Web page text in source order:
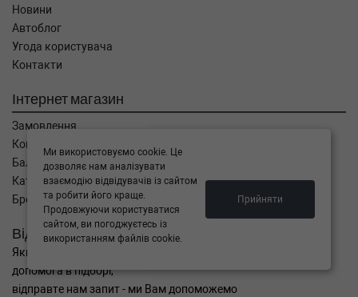
Новини
Автоблог
Угода користувача
Контакти
Інтернет магазин
Замовлення
Кошик
Баланс
Каталог товарів
Бренди
Відправити запит
Якщо Ви не знайшли потрібні запчастини, або Вам потрібна
допомога в підборі,
відправте нам запит - ми Вам допоможемо
Ми використовуємо cookie. Це
дозволяє нам аналізувати
взаємодію відвідувачів із сайтом
та робити його краще.
Продовжуючи користуватися
сайтом, ви погоджуєтесь із
використанням файлів cookie.
Прийняти